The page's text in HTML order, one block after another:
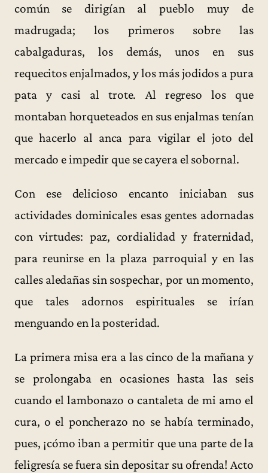
común se dirigían al pueblo muy de
madrugada; los primeros sobre las
cabalgaduras, los demás, unos en sus
requecitos enjalmados, y los más jodidos a pura
pata y casi al trote. Al regreso los que
montaban horqueteados en sus enjalmas tenían
que hacerlo al anca para vigilar el joto del
mercado e impedir que se cayera el sobornal.
Con ese delicioso encanto iniciaban sus
actividades dominicales esas gentes adornadas
con virtudes: paz, cordialidad y fraternidad,
para reunirse en la plaza parroquial y en las
calles aledañas sin sospechar, por un momento,
que tales adornos espirituales se irían
menguando en la posteridad.
La primera misa era a las cinco de la mañana y
se prolongaba en ocasiones hasta las seis
cuando el lambonazo o cantaleta de mi amo el
cura, o el poncherazo no se había terminado,
pues, ¡cómo iban a permitir que una parte de la
feligresía se fuera sin depositar su ofrenda! Acto